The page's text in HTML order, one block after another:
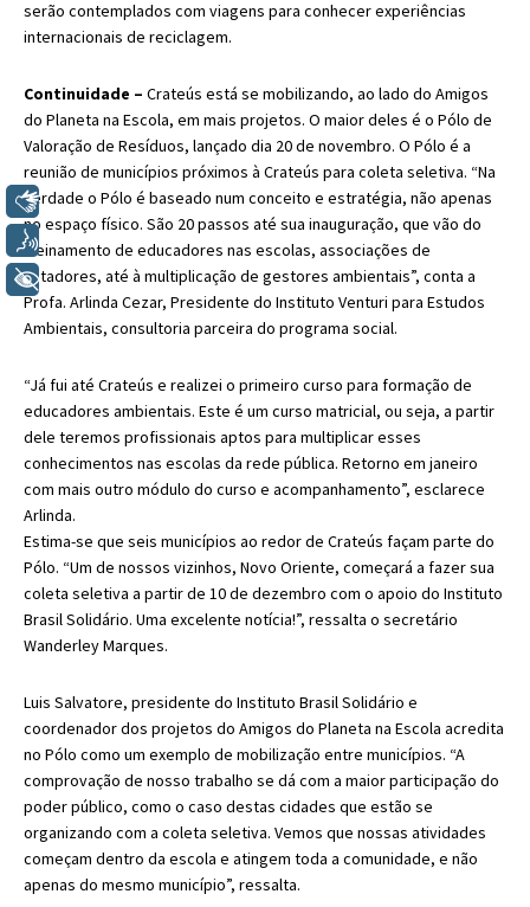
serão contemplados com viagens para conhecer experiências
internacionais de reciclagem.
Continuidade – Crateús está se mobilizando, ao lado do Amigos
do Planeta na Escola, em mais projetos. O maior deles é o Pólo de
Valoração de Resíduos, lançado dia 20 de novembro. O Pólo é a
reunião de municípios próximos à Crateús para coleta seletiva. “Na
verdade o Pólo é baseado num conceito e estratégia, não apenas
no espaço físico. São 20 passos até sua inauguração, que vão do
treinamento de educadores nas escolas, associações de
catadores, até à multiplicação de gestores ambientais”, conta a
Profa. Arlinda Cezar, Presidente do Instituto Venturi para Estudos
Ambientais, consultoria parceira do programa social.
“Já fui até Crateús e realizei o primeiro curso para formação de
educadores ambientais. Este é um curso matricial, ou seja, a partir
dele teremos profissionais aptos para multiplicar esses
conhecimentos nas escolas da rede pública. Retorno em janeiro
com mais outro módulo do curso e acompanhamento”, esclarece
Arlinda.
Estima-se que seis municípios ao redor de Crateús façam parte do
Pólo. “Um de nossos vizinhos, Novo Oriente, começará a fazer sua
coleta seletiva a partir de 10 de dezembro com o apoio do Instituto
Brasil Solidário. Uma excelente notícia!”, ressalta o secretário
Wanderley Marques.
Luis Salvatore, presidente do Instituto Brasil Solidário e
coordenador dos projetos do Amigos do Planeta na Escola acredita
no Pólo como um exemplo de mobilização entre municípios. “A
comprovação de nosso trabalho se dá com a maior participação do
poder público, como o caso destas cidades que estão se
organizando com a coleta seletiva. Vemos que nossas atividades
começam dentro da escola e atingem toda a comunidade, e não
apenas do mesmo município”, ressalta.
Libras
Voz
+ Acessibilidade